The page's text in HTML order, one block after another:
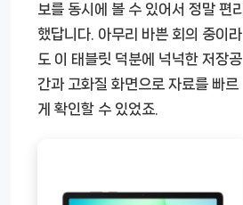
보를 동시에 볼 수 있어서 정말 편리
했답니다. 아무리 바쁜 회의 중이라
도 이 태블릿 덕분에 넉넉한 저장공
간과 고화질 화면으로 자료를 빠르
게 확인할 수 있었죠.